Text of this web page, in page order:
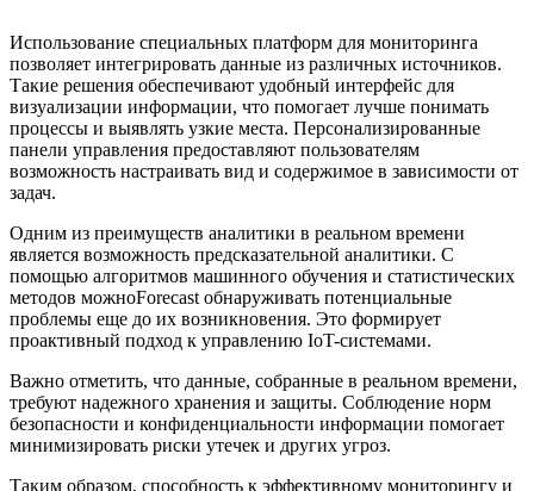
Использование специальных платформ для мониторинга
позволяет интегрировать данные из различных источников.
Такие решения обеспечивают удобный интерфейс для
визуализации информации, что помогает лучше понимать
процессы и выявлять узкие места. Персонализированные
панели управления предоставляют пользователям
возможность настраивать вид и содержимое в зависимости от
задач.
Одним из преимуществ аналитики в реальном времени
является возможность предсказательной аналитики. С
помощью алгоритмов машинного обучения и статистических
методов можноForecast обнаруживать потенциальные
проблемы еще до их возникновения. Это формирует
проактивный подход к управлению IoT-системами.
Важно отметить, что данные, собранные в реальном времени,
требуют надежного хранения и защиты. Соблюдение норм
безопасности и конфиденциальности информации помогает
минимизировать риски утечек и других угроз.
Таким образом, способность к эффективному мониторингу и